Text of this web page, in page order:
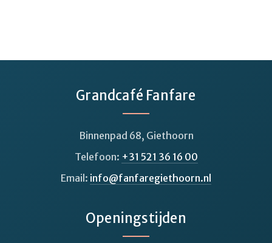
Grandcafé Fanfare
Binnenpad 68, Giethoorn
Telefoon: +31 521 36 16 00
Email: info@fanfaregiethoorn.nl
Openingstijden